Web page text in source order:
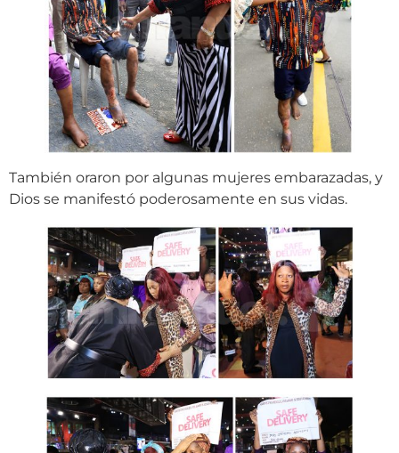
También oraron por algunas mujeres embarazadas, y
Dios se manifestó poderosamente en sus vidas.